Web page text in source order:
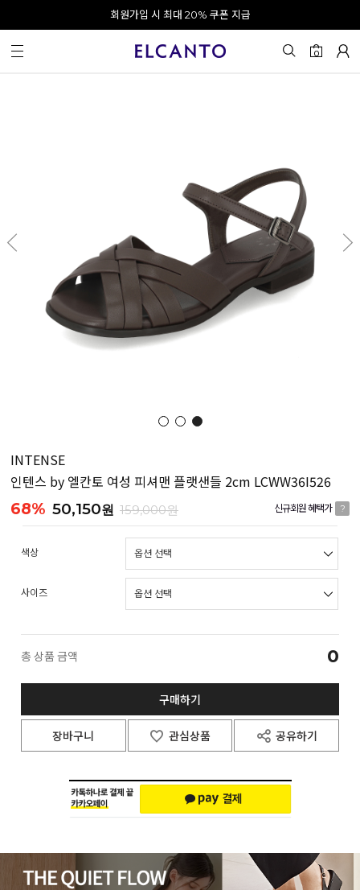
오전 10시 이전 결제 완료 시 오늘 출발!
회원가입 시 최대 20% 쿠폰 지급
0
INTENSE
인텐스 by 엘칸토 여성 피셔맨 플랫샌들 2cm LCWW36I526
68% 50,150원 159,000원 신규회원 혜택가 ?
색상
사이즈
총 상품 금액 0
구매하기
장바구니 관심상품 공유하기